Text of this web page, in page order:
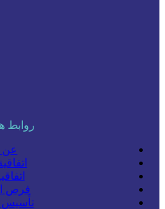
روابط
عن
فرص
تأسيس